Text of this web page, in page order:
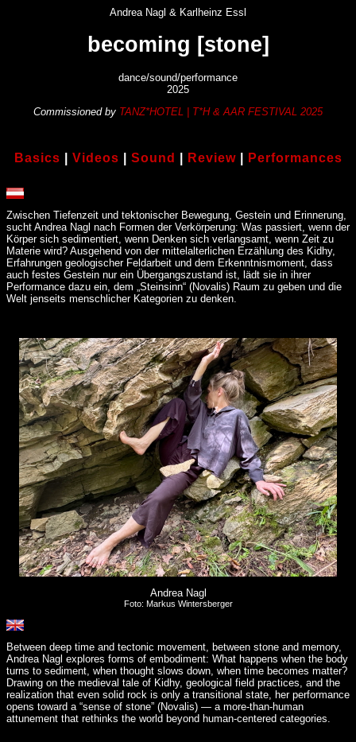
Andrea Nagl & Karlheinz Essl
becoming [stone]
dance/sound/performance
2025
Commissioned by TANZ*HOTEL | T*H & AAR FESTIVAL 2025
Basics Videos Sound Review| Performances
Zwischen Tiefenzeit und tektonischer Bewegung, Gestein und Erinnerung,
sucht Andrea Nagl nach Formen der Verkörperung: Was passiert, wenn der
Körper sich sedimentiert, wenn Denken sich verlangsamt, wenn Zeit zu
Materie wird? Ausgehend von der mittelalterlichen Erzählung des Kidhy,
Erfahrungen geologischer Feldarbeit und dem Erkenntnismoment, dass
auch festes Gestein nur ein Übergangszustand ist, lädt sie in ihrer
Performance dazu ein, dem „Steinsinn“ (Novalis) Raum zu geben und die
Welt jenseits menschlicher Kategorien zu denken.
Andrea Nagl
Foto: Markus Wintersberger
Between deep time and tectonic movement, between stone and memory,
Andrea Nagl explores forms of embodiment: What happens when the body
turns to sediment, when thought slows down, when time becomes matter?
Drawing on the medieval tale of Kidhy, geological field practices, and the
realization that even solid rock is only a transitional state, her performance
opens toward a “sense of stone” (Novalis) — a more-than-human
attunement that rethinks the world beyond human-centered categories.